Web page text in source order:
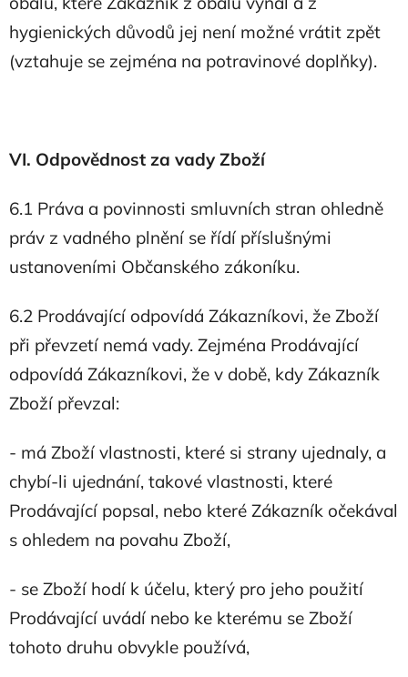
hygienických důvodů jej není možné vrátit zpět
(vztahuje se zejména na potravinové doplňky).
VI. Odpovědnost za vady Zboží
6.1 Práva a povinnosti smluvních stran ohledně
práv z vadného plnění se řídí příslušnými
ustanoveními Občanského zákoníku.
6.2 Prodávající odpovídá Zákazníkovi, že Zboží
při převzetí nemá vady. Zejména Prodávající
odpovídá Zákazníkovi, že v době, kdy Zákazník
Zboží převzal:
- má Zboží vlastnosti, které si strany ujednaly, a
chybí-li ujednání, takové vlastnosti, které
Prodávající popsal, nebo které Zákazník očekával
s ohledem na povahu Zboží,
- se Zboží hodí k účelu, který pro jeho použití
Prodávající uvádí nebo ke kterému se Zboží
tohoto druhu obvykle používá,